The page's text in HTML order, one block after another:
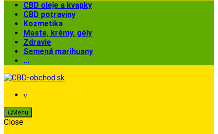
CBD oleje a kvapky
CBD potraviny
Kozmetika
Maste, krémy, gély
Zdravie
Semená marihuany
...
Menu
Close